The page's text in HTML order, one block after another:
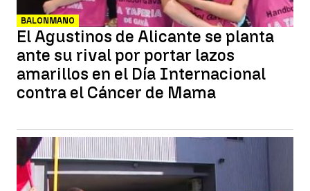
BALONMANO
El Agustinos de Alicante se planta
ante su rival por portar lazos
amarillos en el Día Internacional
contra el Cáncer de Mama